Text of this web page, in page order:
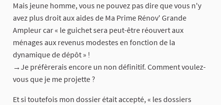
Mais jeune homme, vous ne pouvez pas dire que vous n'y
avez plus droit aux aides de Ma Prime Rénov' Grande
Ampleur car « le guichet sera peut-être réouvert aux
ménages aux revenus modestes en fonction de la
dynamique de dépôt » !
→Je préfèrerais encore un non définitif. Comment voulez-
vous que je me projette ?
Et si toutefois mon dossier était accepté, « les dossiers